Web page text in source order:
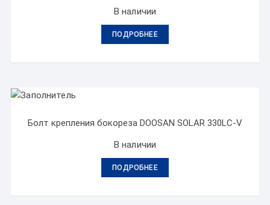
В наличии
ПОДРОБНЕЕ
Болт крепления бокореза DOOSAN SOLAR 330LC-V
В наличии
ПОДРОБНЕЕ